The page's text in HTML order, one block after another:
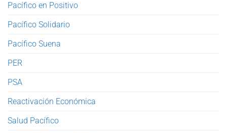
Pacífico en Positivo
Pacífico Solidario
Pacífico Suena
PER
PSA
Reactivación Económica
Salud Pacífico